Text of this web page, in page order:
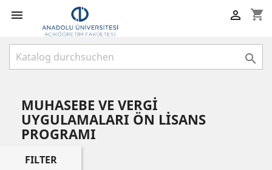
 shopping_cart


MUHASEBE VE VERGİ
UYGULAMALARI ÖN LİSANS
PROGRAMI
FILTER